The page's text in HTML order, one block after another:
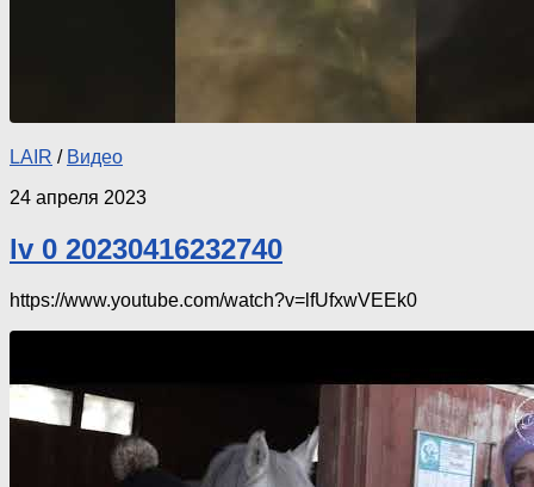
LAIR / Видео
24 апреля 2023
lv 0 20230416232740
https://www.youtube.com/watch?v=lfUfxwVEEk0